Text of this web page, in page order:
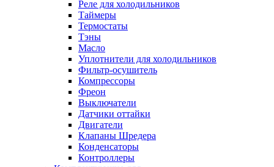
Реле для холодильников
Таймеры
Термостаты
Тэны
Масло
Уплотнители для холодильников
Фильтр-осушитель
Компрессоры
Фреон
Выключатели
Датчики оттайки
Двигатели
Клапаны Шредера
Конденсаторы
Контроллеры